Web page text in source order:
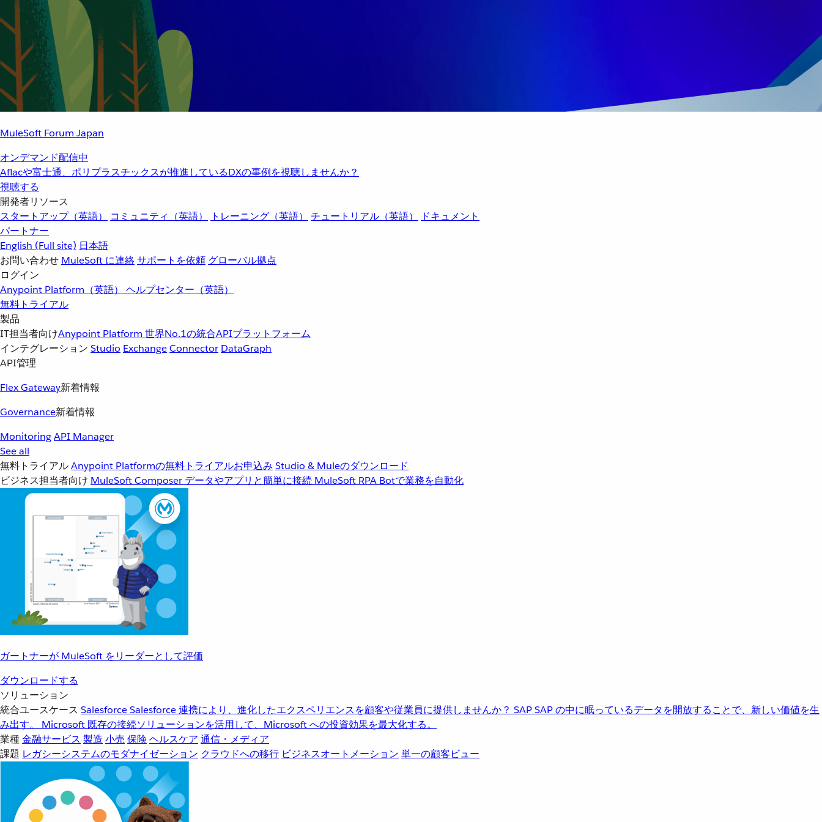
MuleSoft Forum Japan
オンデマンド配信中
Aflacや富士通、ポリプラスチックスが推進しているDXの事例を視聴しませんか？
視聴する
開発者リソース
スタートアップ（英語）
コミュニティ（英語） トレーニング（英語） チュートリアル（英語）
ドキュメント
パートナー
English (Full site) 日本語
お問い合わせ MuleSoft に連絡サポートを依頼 グローバル拠点
ログイン
Anypoint Platform（英語） ヘルプセンター（英語）
無料トライアル
製品
IT担当者向けAnypoint Platform 世界No.1の統合APIプラットフォーム
インテグレーション Studio ExchangeConnector DataGraph
API管理
Flex Gateway新着情報
Governance新着情報
MonitoringAPI Manager
See all
無料トライアルAnypoint Platformの無料トライアルお申込み Studio & Muleのダウンロード
ビジネス担当者向け MuleSoft Composer データやアプリと簡単に接続 MuleSoft RPA Botで業務を自動化
ガートナーが MuleSoft をリーダーとして評価
ダウンロードする
ソリューション
統合ユースケース SalesforceSalesforce 連携により、進化したエクスペリエンスを顧客や従業員に提供しませんか？ SAPSAP の中に眠っているデータを開放することで、新しい価値を生
み出す。
Microsoft 既存の接続ソリューションを活用して、Microsoft への投資効果を最大化する。
業種金融サービス 製造 小売 保険 ヘルスケア 通信・メディア
課題 レガシーシステムのモダナイゼーション クラウドへの移行 ビジネスオートメーション 単一の顧客ビュー